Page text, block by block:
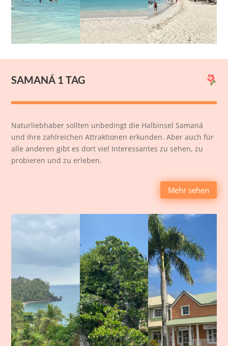
SAMANÁ 1 TAG
Naturliebhaber sollten unbedingt die Halbinsel Samaná
und ihre zahlreichen Attraktionen erkunden. Aber auch für
alle anderen gibt es dort viel Interessantes zu sehen, zu
probieren und zu erleben.
Mehr sehen